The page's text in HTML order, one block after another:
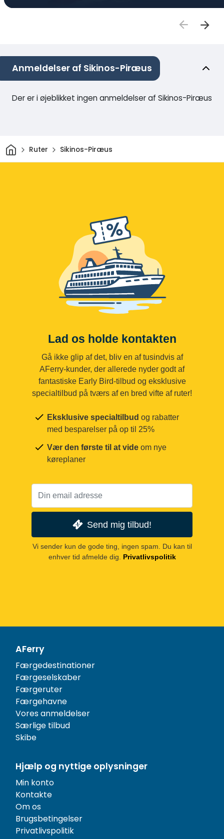
Anmeldelser af Sikinos-Piræus
Der er i øjeblikket ingen anmeldelser af Sikinos-Piræus
HjemRuter Sikinos-Piræus
Lad os holde kontakten
Gå ikke glip af det, bliv en af tusindvis af
AFerry-kunder, der allerede nyder godt af
fantastiske Early Bird-tilbud og eksklusive
specialtilbud på tværs af en bred vifte af ruter!
Eksklusive specialtilbud og rabatter
med besparelser på op til 25%
Vær den første til at vide om nye
køreplaner
Send mig tilbud!
Vi sender kun de gode ting, ingen spam. Du kan til
enhver tid afmelde dig. Privatlivspolitik
AFerry
Færgedestinationer
Færgeselskaber
Færgeruter
Færgehavne
Vores anmeldelser
Særlige tilbud
Skibe
Hjælp og nyttige oplysninger
Min konto
Kontakte
Om os
Brugsbetingelser
Privatlivspolitik